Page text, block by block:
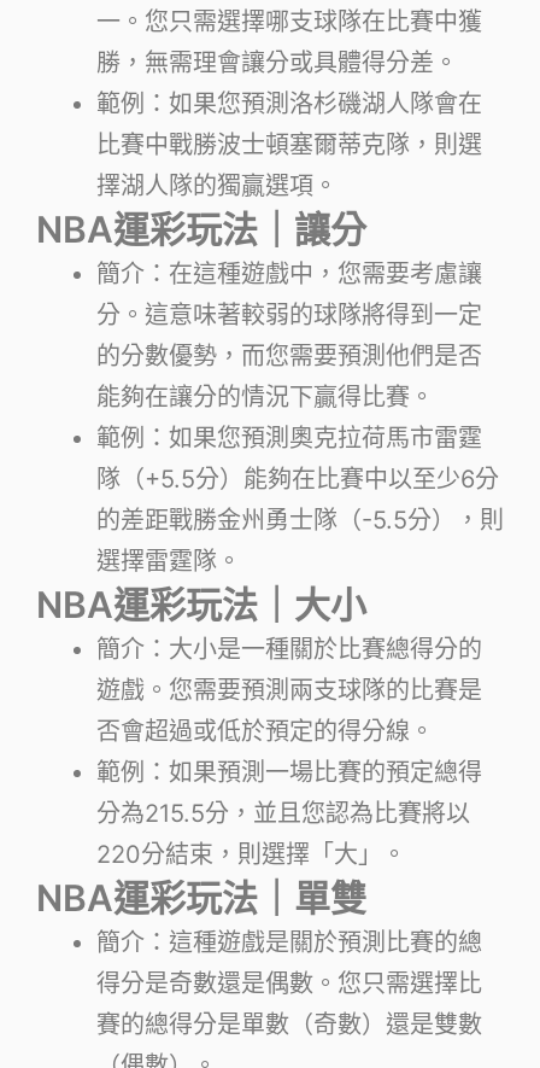
一。您只需選擇哪支球隊在比賽中獲
勝，無需理會讓分或具體得分差。
範例：如果您預測洛杉磯湖人隊會在
比賽中戰勝波士頓塞爾蒂克隊，則選
擇湖人隊的獨贏選項。
NBA運彩玩法｜讓分
簡介：在這種遊戲中，您需要考慮讓
分。這意味著較弱的球隊將得到一定
的分數優勢，而您需要預測他們是否
能夠在讓分的情況下贏得比賽。
範例：如果您預測奧克拉荷馬市雷霆
隊（+5.5分）能夠在比賽中以至少6分
的差距戰勝金州勇士隊（-5.5分），則
選擇雷霆隊。
NBA運彩玩法｜大小
簡介：大小是一種關於比賽總得分的
遊戲。您需要預測兩支球隊的比賽是
否會超過或低於預定的得分線。
範例：如果預測一場比賽的預定總得
分為215.5分，並且您認為比賽將以
220分結束，則選擇「大」。
NBA運彩玩法｜單雙
簡介：這種遊戲是關於預測比賽的總
得分是奇數還是偶數。您只需選擇比
賽的總得分是單數（奇數）還是雙數